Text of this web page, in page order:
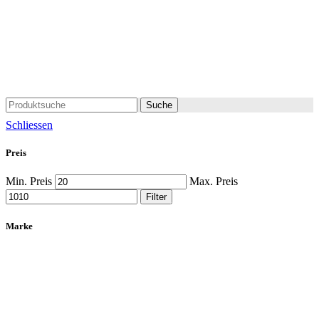
Suche
Schliessen
Preis
Min. Preis Max. Preis
Filter
Marke